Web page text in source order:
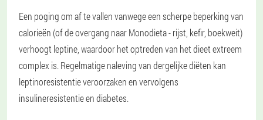
Een poging om af te vallen vanwege een scherpe beperking van
calorieën (of de overgang naar Monodieta - rijst, kefir, boekweit)
verhoogt leptine, waardoor het optreden van het dieet extreem
complex is. Regelmatige naleving van dergelijke diëten kan
leptinoresistentie veroorzaken en vervolgens
insulineresistentie en diabetes.